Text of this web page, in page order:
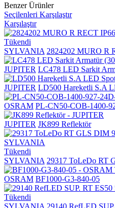
Benzer Ürünler
Seçilenleri Karşılaştır
Karşılaştır
Tükendi
SYLVANIA 2824202 MURO R
JUPITER LC478 LED Sarkit
JUPITER LD500 Hareketli S.A
OSRAM PL-CN50-COB-1400-
JUPITER JK899 Reflektör
Tükendi
SYLVANIA 29317 ToLeDo RT
OSRAM BF1000-G3-840-05
Tükendi
SYLVANIA 29140 RefLED